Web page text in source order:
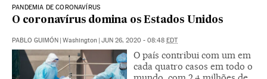
PANDEMIA DE CORONAVÍRUS
O coronavírus domina os Estados Unidos
PABLO GUIMÓN | Washington | JUN 26, 2020 - 08:48 EDT
O país contribui com um em
cada quatro casos em todo o